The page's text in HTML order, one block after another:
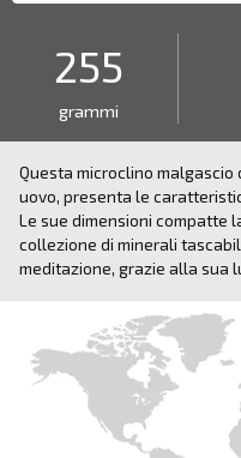
255
grammi
Questa microclino malgascio
uovo, presenta le
Le sue dimensioni compatte
collezione di minerali
meditazione, grazie alla sua